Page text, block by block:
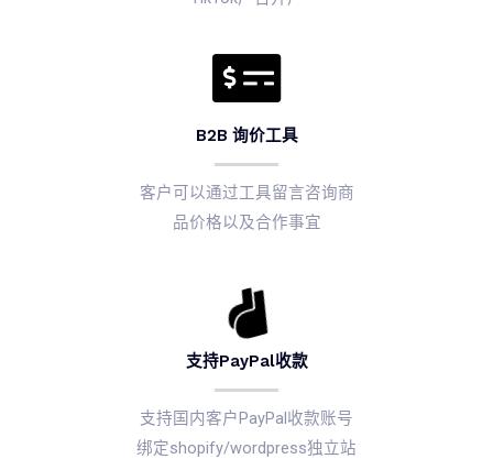
B2B 询价工具
客户可以通过工具留言咨询商
品价格以及合作事宜
支持PayPal收款
支持国内客户PayPal收款账号
绑定shopify/wordpress独立站